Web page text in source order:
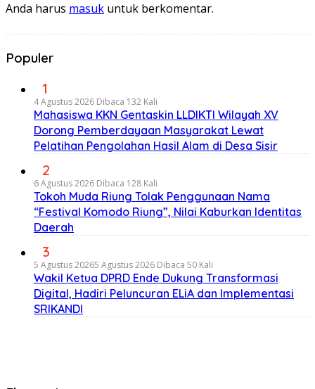
Anda harus masuk untuk berkomentar.
Populer
1
4 Agustus 2026 Dibaca 132 Kali
Mahasiswa KKN Gentaskin LLDIKTI Wilayah XV
Dorong Pemberdayaan Masyarakat Lewat
Pelatihan Pengolahan Hasil Alam di Desa Sisir
2
6 Agustus 2026 Dibaca 128 Kali
Tokoh Muda Riung Tolak Penggunaan Nama
“Festival Komodo Riung”, Nilai Kaburkan Identitas
Daerah
3
5 Agustus 20265 Agustus 2026 Dibaca 50 Kali
Wakil Ketua DPRD Ende Dukung Transformasi
Digital, Hadiri Peluncuran ELiA dan Implementasi
SRIKANDI